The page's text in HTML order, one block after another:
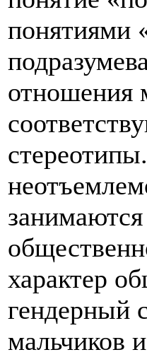
понятиями
характер
гендерный
мальчиков